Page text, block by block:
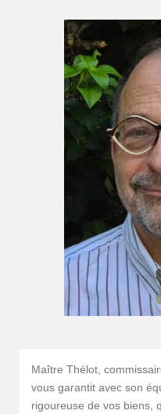
Maître Thélot,
vous garantit avec son
rigoureuse de vos biens,